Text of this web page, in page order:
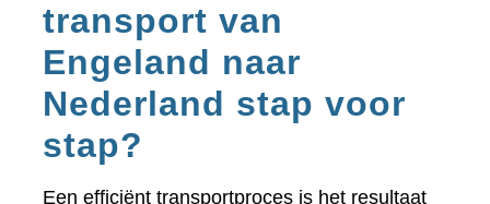
transport van
Engeland naar
Nederland stap voor
stap?
Een efficiënt transportproces is het resultaat